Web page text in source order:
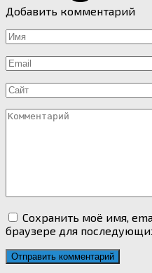
Добавить комментарий
Имя
*
Email
*
Сайт
Комментарий
Сохранить моё имя,
браузере для